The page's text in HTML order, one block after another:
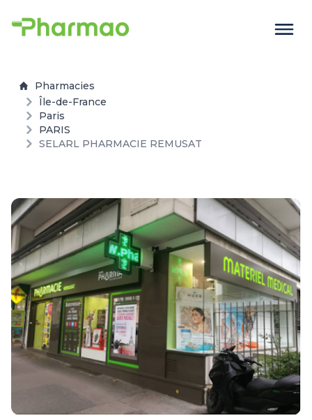
Pharmacies
Île-de-France
Paris
PARIS
SELARL PHARMACIE REMUSAT